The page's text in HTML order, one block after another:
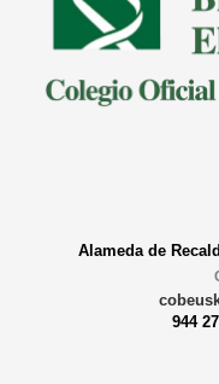
Alameda de
944